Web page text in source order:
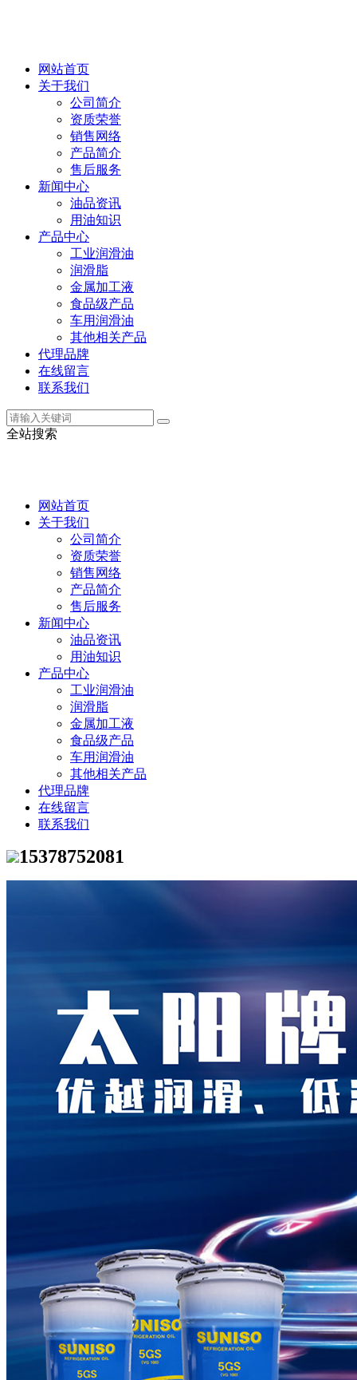
网站首页
关于我们
公司简介
资质荣誉
销售网络
产品简介
售后服务
新闻中心
油品资讯
用油知识
产品中心
工业润滑油
润滑脂
金属加工液
食品级产品
车用润滑油
其他相关产品
代理品牌
在线留言
联系我们
全站搜索
网站首页
关于我们
公司简介
资质荣誉
销售网络
产品简介
售后服务
新闻中心
油品资讯
用油知识
产品中心
工业润滑油
润滑脂
金属加工液
食品级产品
车用润滑油
其他相关产品
代理品牌
在线留言
联系我们
15378752081